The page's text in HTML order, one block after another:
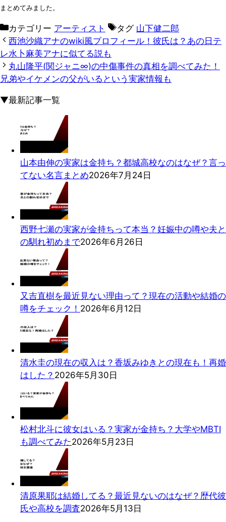
まとめてみました。
カテゴリー アーティスト タグ 山下健二郎
西池沙織アナのwiki風プロフィール！彼氏は？あの日テ
レ水卜麻美アナに似てる説も
丸山隆平(関ジャニ∞)の中傷事件の真相を調べてみた！
兄弟やイケメンの父がいるという実家情報も
▼最新記事一覧
山本由伸の実家は金持ち？都城高校なのはなぜ？言っ
てない名言まとめ2026年7月24日
西野七瀬の実家が金持ちって本当？妊娠中の噂や夫と
の馴れ初めまで2026年6月26日
又吉直樹を最近見ない理由って？現在の活動や結婚の
噂をチェック！ 2026年6月12日
清水圭の現在の収入は？香坂みゆきとの現在も！再婚
はした？ 2026年5月30日
松村北斗に彼女はいる？実家が金持ち？大学やMBTI
も調べてみた2026年5月23日
清原果耶は結婚してる？最近見ないのはなぜ？歴代彼
氏や高校を調査2026年5月13日